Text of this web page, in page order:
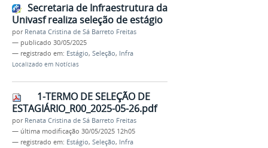
Secretaria de Infraestrutura da
Univasf realiza seleção de estágio
por Renata Cristina de Sá Barreto Freitas
— publicado 30/05/2025
— registrado em: Estágio, Seleção, Infra
Localizado em Notícias
1-TERMO DE SELEÇÃO DE
ESTAGIÁRIO_R00_2025-05-26.pdf
por Renata Cristina de Sá Barreto Freitas
— última modificação 30/05/2025 12h05
— registrado em: Estágio, Seleção, Infra